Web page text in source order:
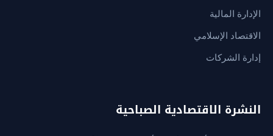
الإدارة المالية
الاقتصاد الإسلامي
إدارة الشركات
النشرة الاقتصادية الصباحية